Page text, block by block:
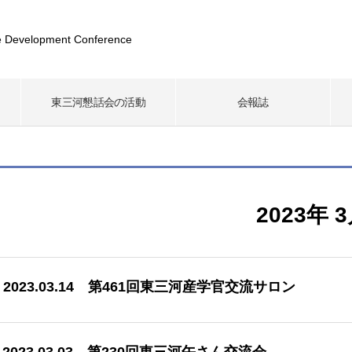
Development Conference
東三河懇話会の活動 会報誌
2023年 3
2023.03.14 第461回東三河産学官交流サロン